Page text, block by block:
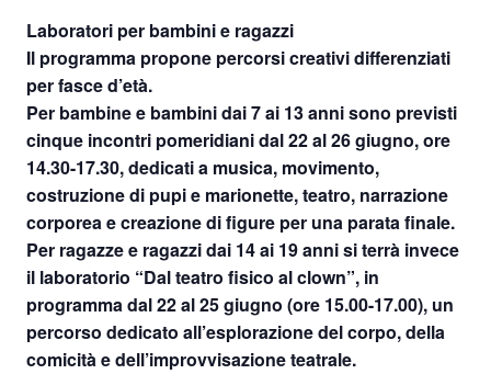
Laboratori per bambini e ragazzi
Il programma propone percorsi creativi differenziati
per fasce d’età.
Per bambine e bambini dai 7 ai 13 anni sono previsti
cinque incontri pomeridiani dal 22 al 26 giugno, ore
14.30-17.30, dedicati a musica, movimento,
costruzione di pupi e marionette, teatro, narrazione
corporea e creazione di figure per una parata finale.
Per ragazze e ragazzi dai 14 ai 19 anni si terrà invece
il laboratorio “Dal teatro fisico al clown”, in
programma dal 22 al 25 giugno (ore 15.00-17.00), un
percorso dedicato all’esplorazione del corpo, della
comicità e dell’improvvisazione teatrale.